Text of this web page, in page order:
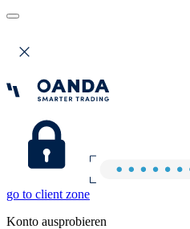
go to client zone
Konto ausprobieren